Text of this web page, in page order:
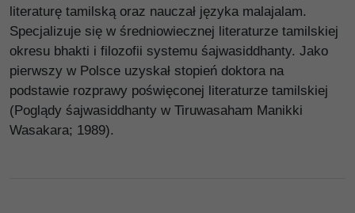
literaturę tamilską oraz nauczał języka malajalam.
Specjalizuje się w średniowiecznej literaturze tamilskiej
okresu bhakti i filozofii systemu śajwasiddhanty. Jako
pierwszy w Polsce uzyskał stopień doktora na
podstawie rozprawy poświęconej literaturze tamilskiej
(Poglądy śajwasiddhanty w Tiruwasaham Manikki
Wasakara; 1989).